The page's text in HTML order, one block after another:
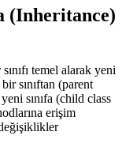
(Inheritance)
temel alarak yeni
sınıftan (parent
sınıfa (child class
erişim